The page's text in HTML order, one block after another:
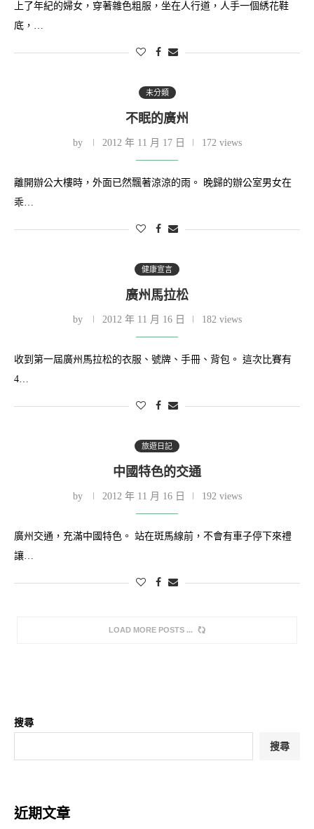
上了年紀的婦女，穿著雜色粗服，坐在人行道，人手一個綉花鞋
底，…
未分類
不眠的廣州
by 2012 年 11 月 17 日 172 views
離開辦公大樓時，外面已然飄著涼涼的雨。 晚歸的辦公室男女在
乖…
健康宣言
廣州馬拉松
by 2012 年 11 月 16 日 182 views
收到第一屆廣州馬拉松的衣服、號牌、手冊、背包。 這次比賽有
4…
旅遊日記
中國特色的交通
by 2012 年 11 月 16 日 192 views
廣州交通，充滿中國特色。 站在斑馬線前，不會有車子停下來禮
讓…
LOAD MORE POSTS
搜尋
搜尋
近期文章